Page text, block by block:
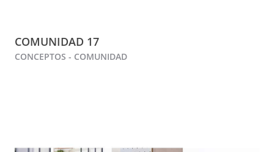
COMUNIDAD 17
CONCEPTOS - COMUNIDAD